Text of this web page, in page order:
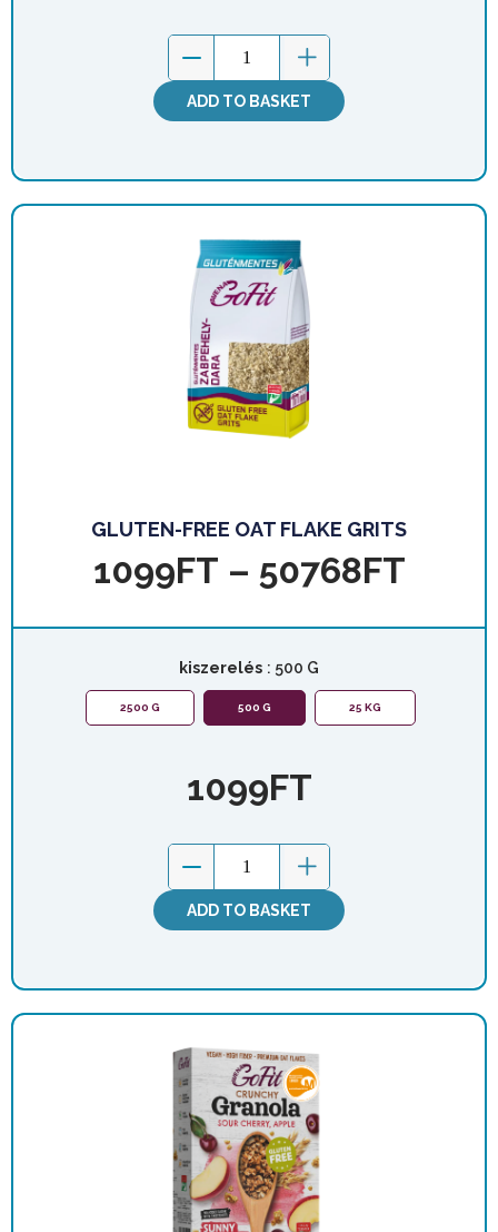
ADD TO BASKET
GLUTEN-FREE OAT FLAKE GRITS
1099FT – 50768FT
kiszerelés : 500 G
2500 G 500 G 25 KG
1099FT
ADD TO BASKET